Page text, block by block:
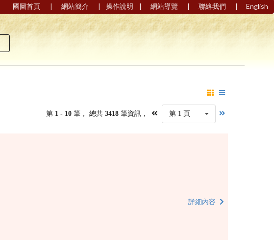
國圖首頁 | 網站簡介 | 操作說明 | 網站導覽 | 聯絡我們 | English
第 1 - 10筆， 總共3418 筆資訊， 第 1 頁
詳細內容